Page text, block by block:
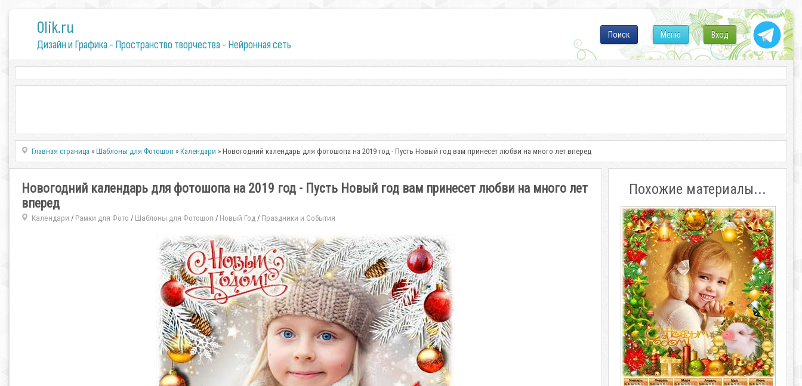
0lik.ru
Дизайн и Графика - Пространство творчества - Нейронная сеть
Вход
Меню
Поиск
Главная страница »Шаблоны для Фотошоп »Календари » Новогодний календарь для фотошопа на 2019 год - Пусть Новый год вам принесет любви на много лет вперед
Новогодний календарь для фотошопа на 2019 год - Пусть Новый год вам принесет любви на много лет
вперед
Календари / Рамки для Фото / Шаблоны для Фотошоп / Новый Год/ Праздники и События
Похожие материалы...